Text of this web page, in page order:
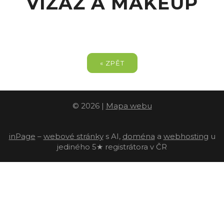
« ZPĚT
© 2026 | Mapa webu
inPage – webové stránkys AI, doména a webhosting u
jediného 5★ registrátora v ČR